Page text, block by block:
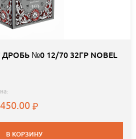
№0 12/70 32ГР NOBEL
В КОРЗИНУ